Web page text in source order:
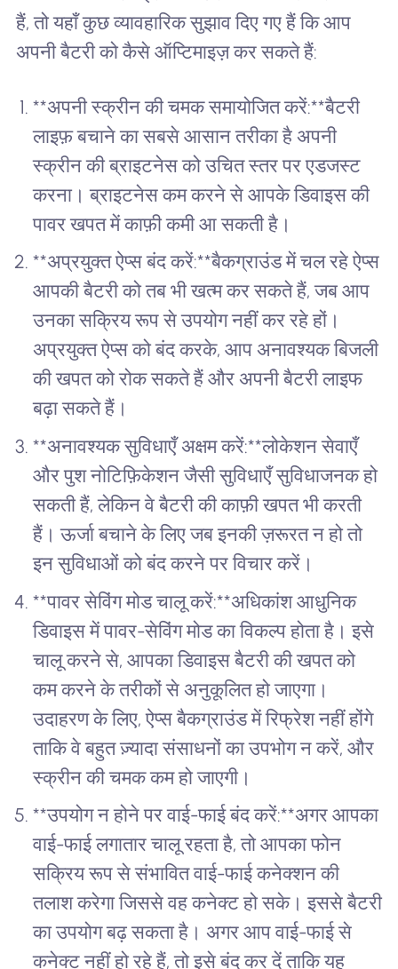
हैं, तो यहाँ कुछ व्यावहारिक सुझाव दिए गए हैं कि आप
अपनी बैटरी को कैसे ऑप्टिमाइज़ कर सकते हैं:
**अपनी स्क्रीन की चमक समायोजित करें:**बैटरी
लाइफ़ बचाने का सबसे आसान तरीका है अपनी
स्क्रीन की ब्राइटनेस को उचित स्तर पर एडजस्ट
करना। ब्राइटनेस कम करने से आपके डिवाइस की
पावर खपत में काफ़ी कमी आ सकती है।
**अप्रयुक्त ऐप्स बंद करें:**बैकग्राउंड में चल रहे ऐप्स
आपकी बैटरी को तब भी खत्म कर सकते हैं, जब आप
उनका सक्रिय रूप से उपयोग नहीं कर रहे हों।
अप्रयुक्त ऐप्स को बंद करके, आप अनावश्यक बिजली
की खपत को रोक सकते हैं और अपनी बैटरी लाइफ
बढ़ा सकते हैं।
**अनावश्यक सुविधाएँ अक्षम करें:**लोकेशन सेवाएँ
और पुश नोटिफ़िकेशन जैसी सुविधाएँ सुविधाजनक हो
सकती हैं, लेकिन वे बैटरी की काफ़ी खपत भी करती
हैं। ऊर्जा बचाने के लिए जब इनकी ज़रूरत न हो तो
इन सुविधाओं को बंद करने पर विचार करें।
**पावर सेविंग मोड चालू करें:**अधिकांश आधुनिक
डिवाइस में पावर-सेविंग मोड का विकल्प होता है। इसे
चालू करने से, आपका डिवाइस बैटरी की खपत को
कम करने के तरीकों से अनुकूलित हो जाएगा।
उदाहरण के लिए, ऐप्स बैकग्राउंड में रिफ्रेश नहीं होंगे
ताकि वे बहुत ज़्यादा संसाधनों का उपभोग न करें, और
स्क्रीन की चमक कम हो जाएगी।
**उपयोग न होने पर वाई-फाई बंद करें:**अगर आपका
वाई-फाई लगातार चालू रहता है, तो आपका फोन
सक्रिय रूप से संभावित वाई-फाई कनेक्शन की
तलाश करेगा जिससे वह कनेक्ट हो सके। इससे बैटरी
का उपयोग बढ़ सकता है। अगर आप वाई-फाई से
कनेक्ट नहीं हो रहे हैं, तो इसे बंद कर दें ताकि यह